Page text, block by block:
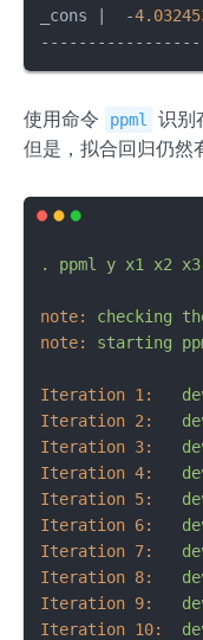
_cons |  -
使用命令 ppml 识别
但是，拟合回归仍然
. ppml y x1 x2 x3
note: checking
note:
starting
Iteration 1:
Iteration 2:
Iteration 3:
Iteration 4:
Iteration 5:
Iteration 6:
Iteration 7:
Iteration 8:
Iteration 9:
Iteration 10: